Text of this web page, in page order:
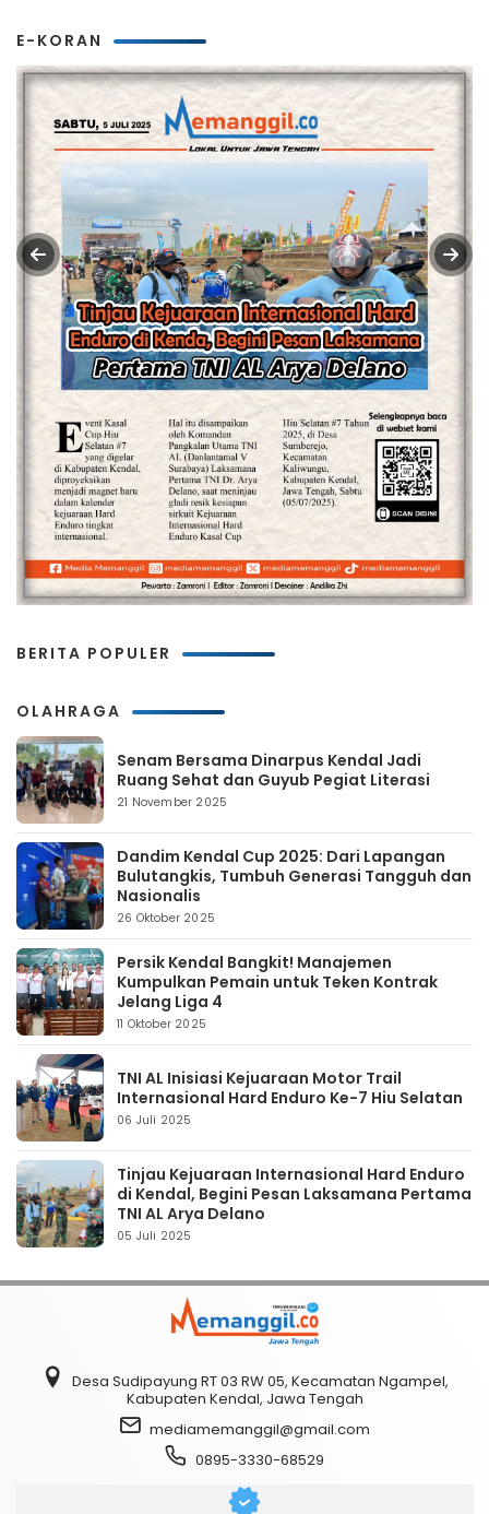
E-KORAN
BERITA POPULER
OLAHRAGA
Senam Bersama Dinarpus Kendal Jadi
Ruang Sehat dan Guyub Pegiat Literasi
21 November 2025
Dandim Kendal Cup 2025: Dari Lapangan
Bulutangkis, Tumbuh Generasi Tangguh dan
Nasionalis
26 Oktober 2025
Persik Kendal Bangkit! Manajemen
Kumpulkan Pemain untuk Teken Kontrak
Jelang Liga 4
11 Oktober 2025
TNI AL Inisiasi Kejuaraan Motor Trail
Internasional Hard Enduro Ke-7 Hiu Selatan
06 Juli 2025
Tinjau Kejuaraan Internasional Hard Enduro
di Kendal, Begini Pesan Laksamana Pertama
TNI AL Arya Delano
05 Juli 2025
Desa Sudipayung RT 03 RW 05, Kecamatan Ngampel,
Kabupaten Kendal, Jawa Tengah
mediamemanggil@gmail.com
0895-3330-68529